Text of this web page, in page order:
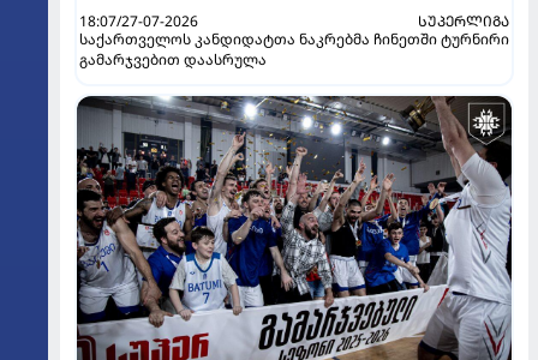
18:07/27-07-2026
ᲡᲣᲞᲔᲠᲚᲘᲒᲐ
საქართველოს კანდიდატთა ნაკრებმა ჩინეთში ტურნირი
გამარჯვებით დაასრულა